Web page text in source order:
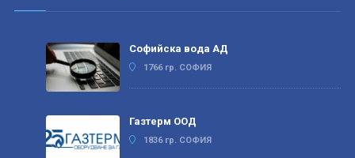
Софийска вода АД
1766 гр. СОФИЯ
Газтерм ООД
1836 гр. СОФИЯ